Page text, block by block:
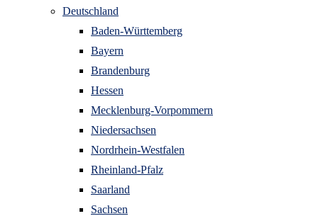
Deutschland
Baden-Württemberg
Bayern
Brandenburg
Hessen
Mecklenburg-Vorpommern
Niedersachsen
Nordrhein-Westfalen
Rheinland-Pfalz
Saarland
Sachsen